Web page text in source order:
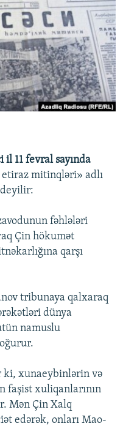
11 fevral sayında
mitinqləri» adlı
deyilir:
fəhlələri
Çin hökumət
qarşı
tribunaya qalxaraq
dünya
namuslu
ki, xunaeybinlərin və
faşist xuliqanlarının
Mən Çin Xalq
edərək, onları Mao-